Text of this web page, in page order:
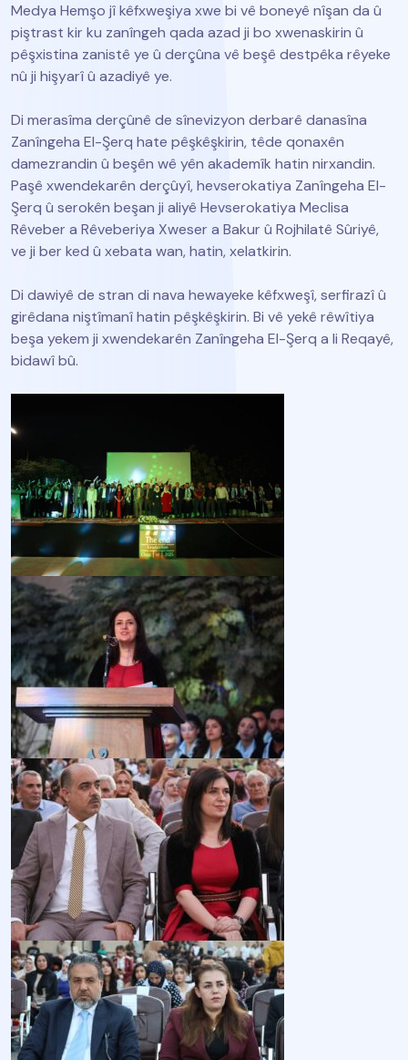
Medya Hemşo jî kêfxweşiya xwe bi vê boneyê nîşan da û
piştrast kir ku zanîngeh qada azad ji bo xwenaskirin û
pêşxistina zanistê ye û derçûna vê beşê destpêka rêyeke
nû ji hişyarî û azadiyê ye.
Di merasîma derçûnê de sînevizyon derbarê danasîna
Zanîngeha El-Şerq hate pêşkêşkirin, têde qonaxên
damezrandin û beşên wê yên akademîk hatin nirxandin.
Paşê xwendekarên derçûyî, hevserokatiya Zanîngeha El-
Şerq û serokên beşan ji aliyê Hevserokatiya Meclisa
Rêveber a Rêveberiya Xweser a Bakur û Rojhilatê Sûriyê,
ve ji ber ked û xebata wan, hatin, xelatkirin.
Di dawiyê de stran di nava hewayeke kêfxweşî, serfirazî û
girêdana niştîmanî hatin pêşkêşkirin. Bi vê yekê rêwîtiya
beşa yekem ji xwendekarên Zanîngeha El-Şerq a li Reqayê,
bidawî bû.